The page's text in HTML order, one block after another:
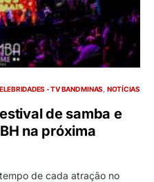
- TV BAND MINAS NOTÍCIAS
de samba e
na próxima
de cada atração no